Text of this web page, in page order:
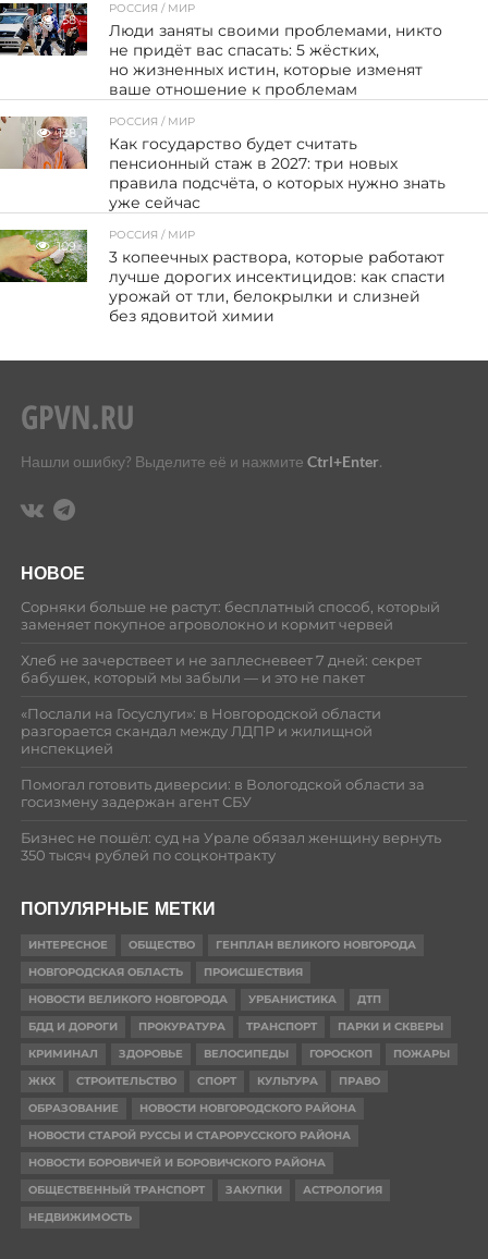
58
РОССИЯ / МИР
Люди заняты своими проблемами, никто
не придёт вас спасать: 5 жёстких,
но жизненных истин, которые изменят
ваше отношение к проблемам
138
РОССИЯ / МИР
Как государство будет считать
пенсионный стаж в 2027: три новых
правила подсчёта, о которых нужно знать
уже сейчас
109
РОССИЯ / МИР
3 копеечных раствора, которые работают
лучше дорогих инсектицидов: как спасти
урожай от тли, белокрылки и слизней
без ядовитой химии
Нашли ошибку? Выделите её и нажмите Ctrl+Enter.
НОВОЕ
Сорняки больше не растут: бесплатный способ, который
заменяет покупное агроволокно и кормит червей
Хлеб не зачерствеет и не заплесневеет 7 дней: секрет
бабушек, который мы забыли — и это не пакет
«Послали на Госуслуги»: в Новгородской области
разгорается скандал между ЛДПР и жилищной
инспекцией
Помогал готовить диверсии: в Вологодской области за
госизмену задержан агент СБУ
Бизнес не пошёл: суд на Урале обязал женщину вернуть
350 тысяч рублей по соцконтракту
ПОПУЛЯРНЫЕ МЕТКИ
ИНТЕРЕСНОЕ ОБЩЕСТВО
ГЕНПЛАН ВЕЛИКОГО НОВГОРОДА
НОВГОРОДСКАЯ ОБЛАСТЬ
ПРОИСШЕСТВИЯ
НОВОСТИ ВЕЛИКОГО НОВГОРОДА
УРБАНИСТИКА
ДТП
БДД И ДОРОГИ
ПРОКУРАТУРА ТРАНСПОРТ
ПАРКИ И СКВЕРЫ
КРИМИНАЛ
ЗДОРОВЬЕ ВЕЛОСИПЕДЫ ГОРОСКОП
ПОЖАРЫ
ЖКХ
СТРОИТЕЛЬСТВО СПОРТ КУЛЬТУРА
ПРАВО
ОБРАЗОВАНИЕ
НОВОСТИ НОВГОРОДСКОГО РАЙОНА
НОВОСТИ СТАРОЙ РУССЫ И СТАРОРУССКОГО РАЙОНА
НОВОСТИ БОРОВИЧЕЙ И БОРОВИЧСКОГО РАЙОНА
ОБЩЕСТВЕННЫЙ ТРАНСПОРТ
ЗАКУПКИ
АСТРОЛОГИЯ
НЕДВИЖИМОСТЬ